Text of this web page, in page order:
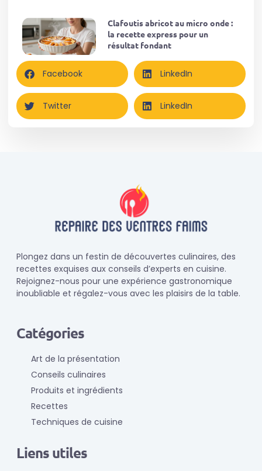
Clafoutis abricot au micro onde :
la recette express pour un
résultat fondant
Facebook LinkedIn
Twitter LinkedIn
Plongez dans un festin de découvertes culinaires, des
recettes exquises aux conseils d’experts en cuisine.
Rejoignez-nous pour une expérience gastronomique
inoubliable et régalez-vous avec les plaisirs de la table.
Catégories
Art de la présentation
Conseils culinaires
Produits et ingrédients
Recettes
Techniques de cuisine
Liens utiles